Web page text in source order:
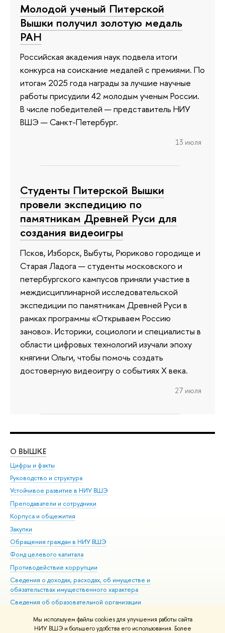
Мы используем файлы cookies для улучшения работы сайта
НИУ ВШЭ и большего удобства его использования. Более
Молодой ученый Питерской
Вышки получил золотую медаль
РАН
Российская академия наук подвела итоги
конкурса на соискание медалей с премиями. По
итогам 2025 года награды за лучшие научные
работы присудили 42 молодым ученым России.
В числе победителей — представитель НИУ
ВШЭ — Санкт-Петербург.
13 июля
Студенты Питерской Вышки
провели экспедицию по
памятникам Древней Руси для
создания видеоигры
Псков, Изборск, Выбуты, Рюриково городище и
Старая Ладога — студенты московского и
петербургского кампусов приняли участие в
междисциплинарной исследовательской
экспедиции по памятникам Древней Руси в
рамках программы «Открываем Россию
заново». Историки, социологи и специалисты в
области цифровых технологий изучали эпоху
княгини Ольги, чтобы помочь создать
достоверную видеоигру о событиях X века.
27 июля
О ВЫШКЕ
Цифры и факты
Руководство и структура
Устойчивое развитие в НИУ ВШЭ
Преподаватели и сотрудники
Корпуса и общежития
Закупки
Обращения граждан в НИУ ВШЭ
Фонд целевого капитала
Противодействие коррупции
Сведения о доходах, расходах, об имуществе и
обязательствах имущественного характера
Сведения об образовательной организации
Людям с ограниченными возможностями здоровья
Единая платежная страница